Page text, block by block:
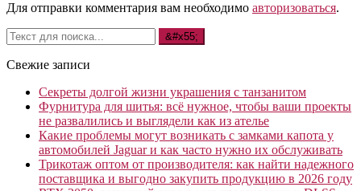
Для отправки комментария вам необходимо авторизоваться.
Свежие записи
Секреты долгой жизни украшения с танзанитом
Фурнитура для шитья: всё нужное, чтобы ваши проекты
не развалились и выглядели как из ателье
Какие проблемы могут возникать с замками капота у
автомобилей Jaguar и как часто нужно их обслуживать
Трикотаж оптом от производителя: как найти надежного
поставщика и выгодно закупить продукцию в 2026 году